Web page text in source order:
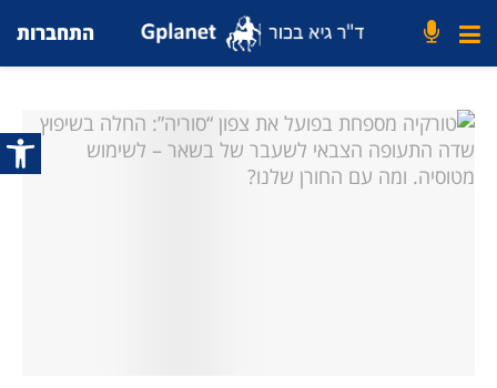
פתח
התחברות